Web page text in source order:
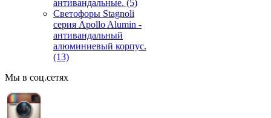
антивандальные. (5)
Светофоры Stagnoli
серия Apollo Alumin -
антивандальный
алюминиевый корпус.
(13)
Мы в соц.сетях